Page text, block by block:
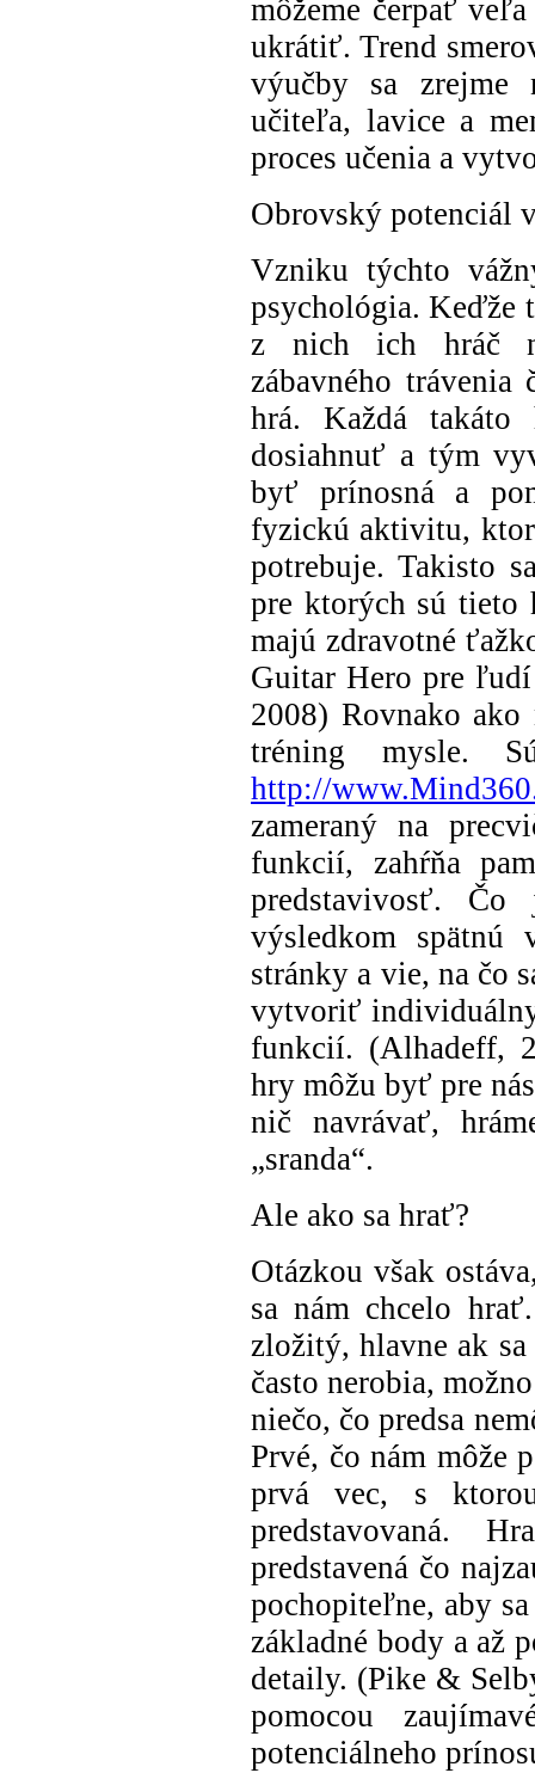
môžeme čerpať
ukrátiť. Trend
výučby sa zrejme
učiteľa, lavice a
proces učenia a
Obrovský potenciál
Vzniku týchto
psychológia. Keďže
z nich ich hráč
zábavného
hrá. Každá
dosiahnuť a tým
byť prínosná a
fyzickú aktivitu,
potrebuje. Takisto
pre ktorých sú tieto
majú zdravotné
Guitar Hero pre
2008) Rovnako
tréning mysle.
http://
zameraný na
funkcií, zahŕňa
predstavivosť.
výsledkom
stránky a vie, na čo
vytvoriť
funkcií. (Alhadeff,
hry môžu byť pre
nič navrávať,
„sranda“.
Ale ako sa hrať?
Otázkou však
sa nám chcelo
zložitý, hlavne ak
často nerobia,
niečo, čo predsa
Prvé, čo nám môže
prvá vec, s
predstavovaná.
predstavená čo
pochopiteľne, aby
základné body a až
detaily. (Pike &
pomocou
potenciálneho